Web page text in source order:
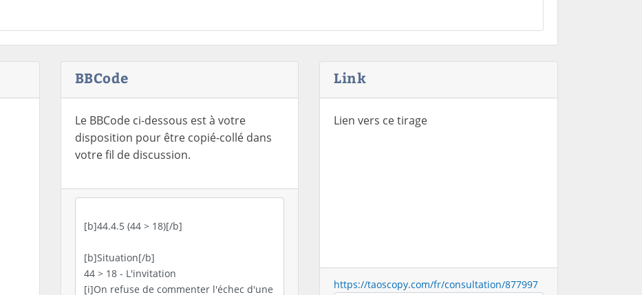
BBCode
Le BBCode ci-dessous est à votre
disposition pour être copié-collé dans
votre fil de discussion.
Link
Lien vers ce tirage
https://taoscopy.com/fr/consultation/877997